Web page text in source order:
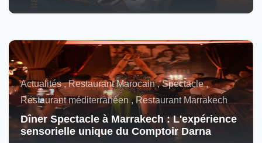
Actualités , Restaurant Marocain , Spectacle ,
Restaurant méditerranéen , Restaurant Marrakech
Dîner Spectacle à Marrakech : L'expérience
sensorielle unique du Comptoir Darna